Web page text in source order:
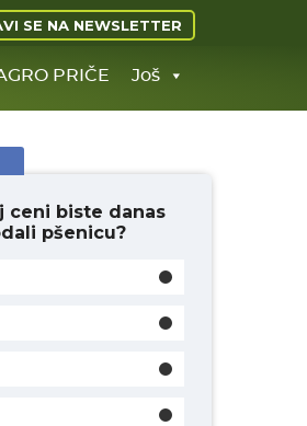
SE NA NEWSLETTER
PRIČE Još
ceni biste danas
pšenicu?